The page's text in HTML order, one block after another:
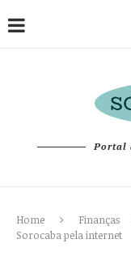
Portal
Home Finanças
Sorocaba pela internet